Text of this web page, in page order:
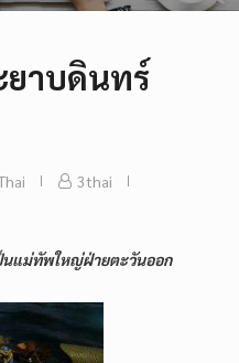
ยาบดินทร์
3thai
นแม่ทัพใหญ่ฝ่ายตะวันออก